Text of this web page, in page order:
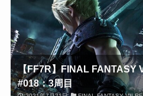
【FF7R】FINAL FANTASY
#018：3周目